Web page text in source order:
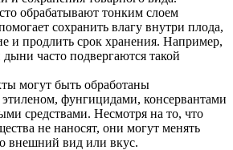
обрабатывают тонким слоем
сохранить влагу внутри плода,
и продлить срок хранения. Например,
часто подвергаются такой
могут быть обработаны
этиленом, фунгицидами, консервантами
средствами. Несмотря на то, что
не наносят, они могут менять
внешний вид или вкус.